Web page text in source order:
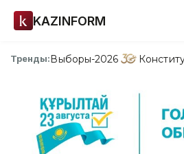
KAZINFORM
Тренды:Выборы-2026